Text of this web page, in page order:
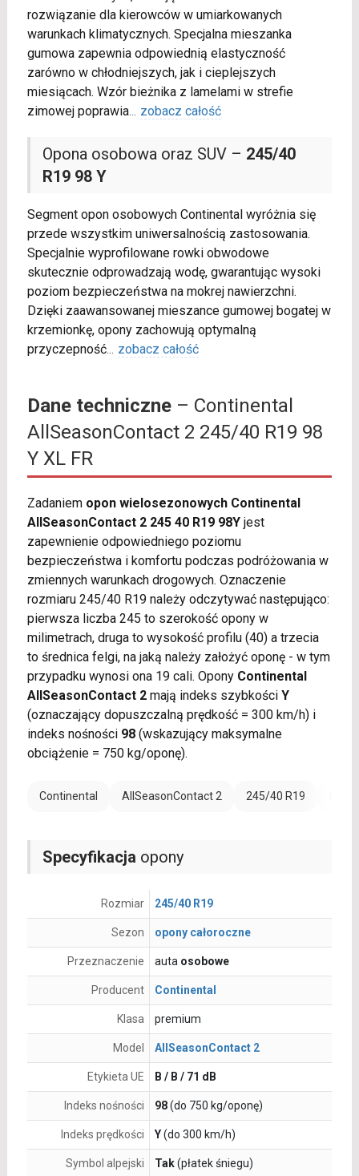
rozwiązanie dla kierowców w umiarkowanych
warunkach klimatycznych. Specjalna mieszanka
gumowa zapewnia odpowiednią elastyczność
zarówno w chłodniejszych, jak i cieplejszych
miesiącach. Wzór bieżnika z lamelami w strefie
zimowej poprawia... zobacz całość
Opona osobowa oraz SUV – 245/40
R19 98 Y
Segment opon osobowych Continental wyróżnia się
przede wszystkim uniwersalnością zastosowania.
Specjalnie wyprofilowane rowki obwodowe
skutecznie odprowadzają wodę, gwarantując wysoki
poziom bezpieczeństwa na mokrej nawierzchni.
Dzięki zaawansowanej mieszance gumowej bogatej w
krzemionkę, opony zachowują optymalną
przyczepność... zobacz całość
Dane techniczne– Continental
AllSeasonContact 2 245/40 R19 98
Y XL FR
Zadaniem opon wielosezonowych Continental
AllSeasonContact 2 245 40 R19 98Yjest
zapewnienie odpowiedniego poziomu
bezpieczeństwa i komfortu podczas podróżowania w
zmiennych warunkach drogowych. Oznaczenie
rozmiaru 245/40 R19 należy odczytywać następująco:
pierwsza liczba 245 to szerokość opony w
milimetrach, druga to wysokość profilu (40) a trzecia
to średnica felgi, na jaką należy założyć oponę - w tym
przypadku wynosi ona 19 cali. Opony Continental
AllSeasonContact 2mają indeks szybkości Y
(oznaczający dopuszczalną prędkość = 300 km/h) i
indeks nośności 98(wskazujący maksymalne
obciążenie = 750 kg/oponę).
Continental AllSeasonContact 2 245/40 R19
Specyfikacja opony
Rozmiar 245/40 R19
Sezon opony całoroczne
Przeznaczenie auta osobowe
Producent Continental
Klasa premium
Model AllSeasonContact 2
Etykieta UE B / B / 71 dB
Indeks nośności 98(do 750 kg/oponę)
Indeks prędkości Y(do 300 km/h)
Symbol alpejski Tak(płatek śniegu)